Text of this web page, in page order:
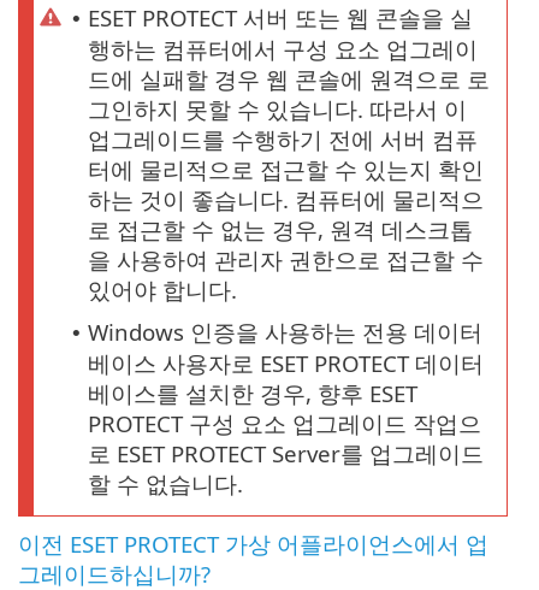
• ESET PROTECT 서버 또는 웹 콘솔을 실
행하는 컴퓨터에서 구성 요소 업그레이
드에 실패할 경우 웹 콘솔에 원격으로 로
그인하지 못할 수 있습니다. 따라서 이
업그레이드를 수행하기 전에 서버 컴퓨
터에 물리적으로 접근할 수 있는지 확인
하는 것이 좋습니다. 컴퓨터에 물리적으
로 접근할 수 없는 경우, 원격 데스크톱
을 사용하여 관리자 권한으로 접근할 수
있어야 합니다.
• Windows 인증을 사용하는 전용 데이터
베이스 사용자로 ESET PROTECT 데이터
베이스를 설치한 경우, 향후 ESET
PROTECT 구성 요소 업그레이드 작업으
로 ESET PROTECT Server를 업그레이드
할 수 없습니다.
이전 ESET PROTECT 가상 어플라이언스에서 업
그레이드하십니까?